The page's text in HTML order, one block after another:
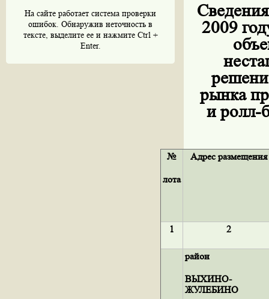
На сайте работает система проверки
ошибок. Обнаружив неточность в
тексте, выделите ее и нажмите Ctrl +
Enter.
2009
рынка
и ролл-
№
лота
Адрес размещения
1 2
район
ВЫХИНО-
ЖУЛЕБИНО